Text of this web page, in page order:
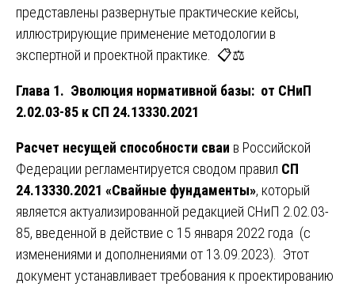
представлены развернутые практические кейсы,
иллюстрирующие применение методологии в
экспертной и проектной практике. 📋⚖️
Глава 1. Эволюция нормативной базы: от СНиП
2.02.03-85 к СП 24.13330.2021
Расчет несущей способности сваи в Российской
Федерации регламентируется сводом правил СП
24.13330.2021 «Свайные фундаменты», который
является актуализированной редакцией СНиП 2.02.03-
85, введенной в действие с 15 января 2022 года (с
изменениями и дополнениями от 13.09.2023). Этот
документ устанавливает требования к проектированию